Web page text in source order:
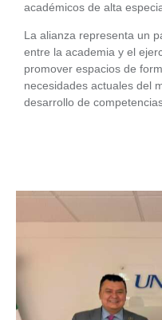
académicos de alta
La alianza representa un
entre la academia y el
promover espacios de
necesidades actuales del
desarrollo de